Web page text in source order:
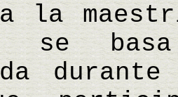
la
se